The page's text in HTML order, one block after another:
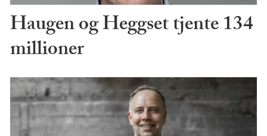
Haugen og Heggset tjente 134
millioner